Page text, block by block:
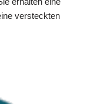
versteckten